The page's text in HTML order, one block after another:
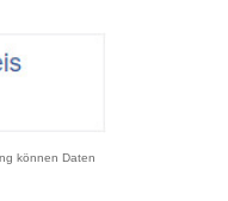
können Daten